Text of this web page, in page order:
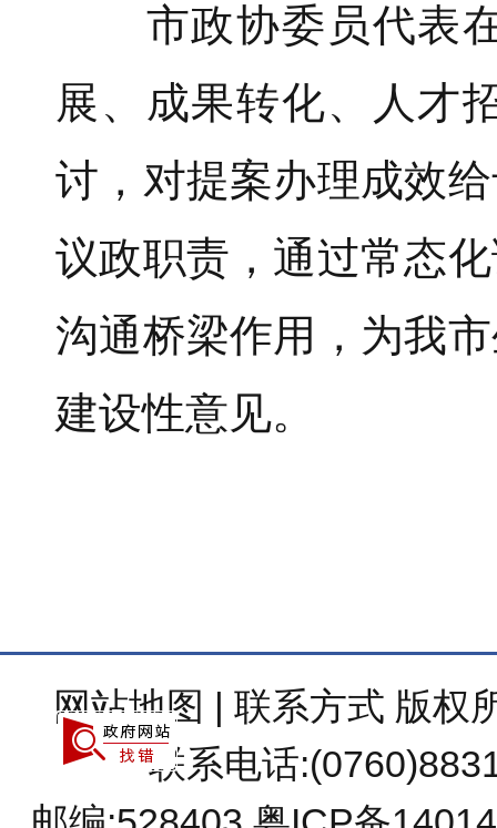
市政协委员代表在
展、成果转化、人才
讨，对提案办理成效
议政职责，通过常态
沟通桥梁作用，为我
建设性意见。
网站地图 | 联系方式 版权
联系电话